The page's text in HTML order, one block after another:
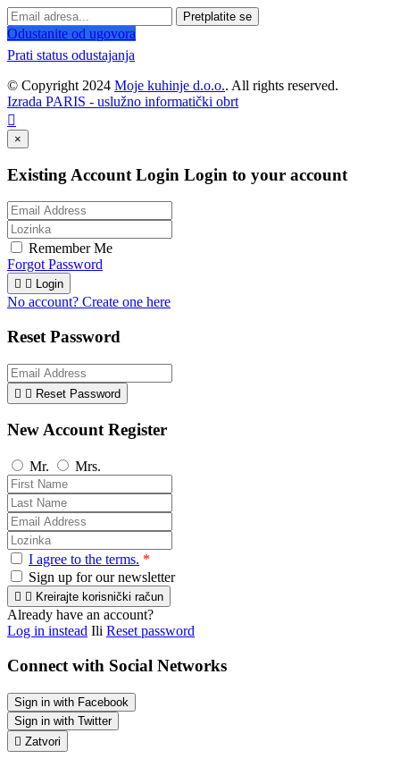
Pretplatite se
Odustanite od ugovora
Prati status odustajanja
© Copyright 2024 Moje kuhinje d.o.o.. All rights reserved.
Izrada PARIS - uslužno informatički obrt

×
Existing Account Login Login to your account
Remember Me
Forgot Password
  Login
No account? Create one here
Reset Password
  Reset Password
New Account Register
Mr. Mrs.
I agree to the terms. *
Sign up for our newsletter
  Kreirajte korisnički račun
Already have an account?
Log in instead Ili Reset password
Connect with Social Networks
Sign in with Facebook
Sign in with Twitter
 Zatvori